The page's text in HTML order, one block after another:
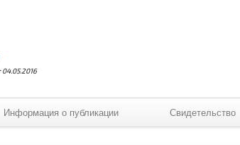
Информация о публикации Свидетельство